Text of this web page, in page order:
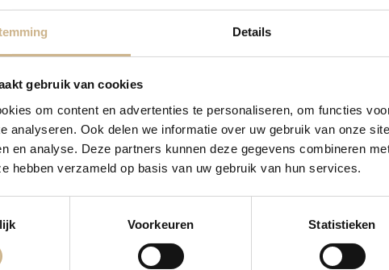
Details
gebruik van cookies
om content en advertenties te personaliseren, om functies
analyseren. Ook delen we informatie over uw gebruik van onze
en analyse. Deze partners kunnen deze gegevens combineren
hebben verzameld op basis van uw gebruik van hun services.
Voorkeuren Statistieken
| BASICS Elements
snel in huis